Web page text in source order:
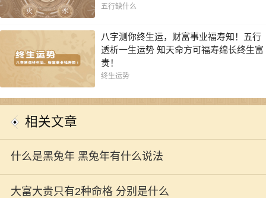
五行缺什么
八字测你终生运，财富事业福寿知！五行
透析一生运势 知天命方可福寿绵长终生富
贵！
终生运势
相关文章
什么是黑兔年 黑兔年有什么说法
大富大贵只有2种命格 分别是什么